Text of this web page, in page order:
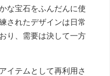
な宝石をふんだんに使
されたデザインは日常
り、需要は決して一方
イテムとして再利用さ